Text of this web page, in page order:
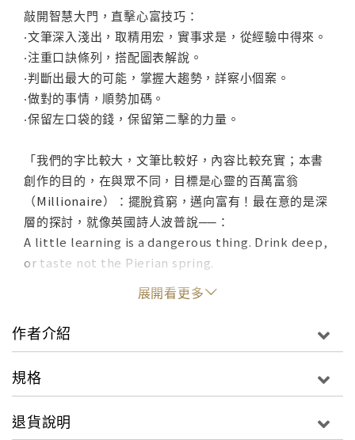
敲開智慧大門，直擊心富技巧：
‧文筆深入淺出，取精用宏，實事求是，從經驗中得來。
‧注重口訣條列，搭配圖表解說。
‧判斷出最大的可能，掌握大趨勢，詳察小個案。
‧做對的事情，順勢加碼。
‧保留左口袋的錢，保留第二擊的力量。
「我們的字比較大，文筆比較好，內容比較充實；本書
創作的目的，在與眾不同，目標是心靈的百萬富翁
（Millionaire）：擺脫貧窮，邁向富有！最在意的是深
層的探討，就像英國詩人波普說──：
A little learning is a dangerous thing. Drink deep,
or taste not the Pierian spring.
------ Alexandre Pope, 1688-1744, British poet
只懂得皮毛是一件危險的事；要深透暢飲，否則就別嚐
那聖泉。（一知半解，危險之至。）」──亞歷山大.波
普（經史子集出版社的工作銘）
展開看更多
作者介紹
規格
退貨說明